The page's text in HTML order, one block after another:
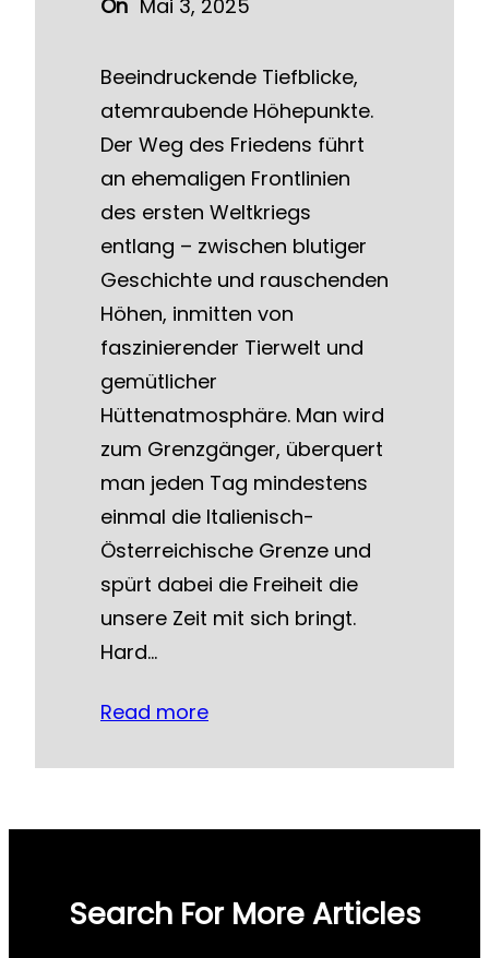
On Mai 3, 2025
Beeindruckende Tiefblicke,
atemraubende Höhepunkte.
Der Weg des Friedens führt
an ehemaligen Frontlinien
des ersten Weltkriegs
entlang – zwischen blutiger
Geschichte und rauschenden
Höhen, inmitten von
faszinierender Tierwelt und
gemütlicher
Hüttenatmosphäre. Man wird
zum Grenzgänger, überquert
man jeden Tag mindestens
einmal die Italienisch-
Österreichische Grenze und
spürt dabei die Freiheit die
unsere Zeit mit sich bringt.
Hard…
Read more
Search For More Articles